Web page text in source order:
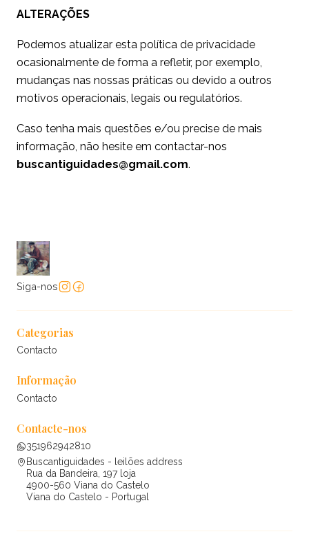
ALTERAÇÕES
Podemos atualizar esta política de privacidade
ocasionalmente de forma a refletir, por exemplo,
mudanças nas nossas práticas ou devido a outros
motivos operacionais, legais ou regulatórios.
Caso tenha mais questões e/ou precise de mais
informação, não hesite em contactar-nos
buscantiguidades@gmail.com.
Siga-nos
Categorias
Contacto
Informação
Contacto
Contacte-nos
351962942810
Buscantiguidades - leilões address
Rua da Bandeira, 197 loja
4900-560 Viana do Castelo
Viana do Castelo - Portugal